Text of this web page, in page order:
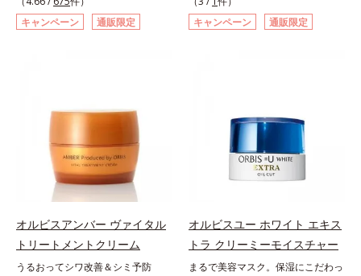
す。美白ケアしながら多角的なエイ
ジングケアが叶うシリーズに。3ス
ミ・ソバカスを防ぐ（ウォッシュを
除く）*2 オルビス内スキンケアシ
リーズの保湿力*3 年齢に応じたお
手入れのこと*4 うるおいによる
*5 乾燥、ハリ・ツヤのなさ*6
乾燥による*7 保湿成分*8 ロニ
セラカエルレア果汁、ノバラエキス
配合＝うるおいを与えハリと透明感
に満ちた肌へ導く保湿成分*9 メマ
ツヨイグサ抽出液、スイカズラエキ
ケアしながら多角的なエイジングケ
アが叶うシリーズに。3ステップで
スを防ぐ（ウォッシュを除く）*2
オルビス内スキンケアシリーズの保
湿力*3 年齢に応じたお手入れのこ
と*4 角層まで*5 うるおいによ
る*6 乾燥、ハリ・ツヤのなさ
ロニセラカエルレア果汁、ノバラエ
キス配合＝うるおいを与えハリと透
明感に満ちた肌へ導く保湿成分
*10 メマツヨイグサ抽出液、スイ
イン(*8)の因子に着目した肌科学エ
イジングケア(*3)シリーズ。オルビ
齢サインについて研究を進めたとこ
ろ、弾力感のない状態である「ハリ
のなさ」や、くすみ(*5)などが現れ
ている状態である「透明感のなさ」
が、大人の肌印象に大きな影響を与
えていることがわかりました。そこ
でオルビスユー ドットシリーズは
美容成分(*9)として「G.D.F.アクテ
ィベーター(*10)」を配合。そし
て、従来から配合している美白(*1)
キャンペーン
通販限定
シリーズ。オルビスユー ドットシ
リーズは、年齢による肌悩み一つ一
ない状態である「ハリのなさ」や、
くすみ(*6)などが現れている状態で
ある「透明感のなさ」が現れること
で大人の肌印象に大きな影響を与え
ていることが分かりました。そこで
容成分(*7)として「G.D.F.アクティ
ベーター(*8)」を配合。そして、従
来から配合している美白有効成分
「トラネキサム酸」を配合しまし
キャンペーン
通販限定
オルビスアンバー ヴァイタル
トリートメントクリーム
うるおってシワ改善＆シミ予防
オルビスユー ホワイト エキス
トラ クリーミーモイスチャー
まるで美容マスク。保湿にこだわっ